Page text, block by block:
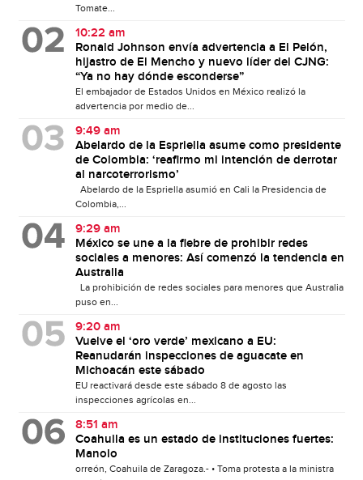
Tomate...
10:22 am
Ronald Johnson envía advertencia a El Pelón,
hijastro de El Mencho y nuevo líder del CJNG:
“Ya no hay dónde esconderse”
El embajador de Estados Unidos en México realizó la
advertencia por medio de...
9:49 am
Abelardo de la Espriella asume como presidente
de Colombia: ‘reafirmo mi intención de derrotar
al narcoterrorismo’
Abelardo de la Espriella asumió en Cali la Presidencia de
Colombia,...
9:29 am
México se une a la fiebre de prohibir redes
sociales a menores: Así comenzó la tendencia en
Australia
La prohibición de redes sociales para menores que Australia
puso en...
9:20 am
Vuelve el ‘oro verde’ mexicano a EU:
Reanudarán inspecciones de aguacate en
Michoacán este sábado
EU reactivará desde este sábado 8 de agosto las
inspecciones agrícolas en...
8:51 am
Coahuila es un estado de instituciones fuertes:
Manolo
orreón, Coahuila de Zaragoza.- • Toma protesta a la ministra